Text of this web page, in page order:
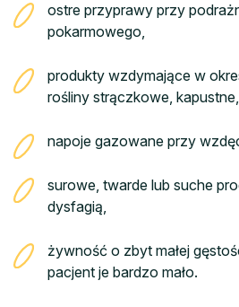
ostre przyprawy przy
pokarmowego,
produkty wzdymające w
rośliny strączkowe,
napoje gazowane przy
surowe, twarde lub suche
dysfagią,
żywność o zbyt małej
pacjent je bardzo mało.